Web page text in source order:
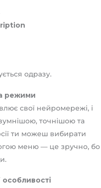
одразу.
режими
свої нейромережі, і
точнішою та
ти можеш вибирати
меню — це зручно, бо